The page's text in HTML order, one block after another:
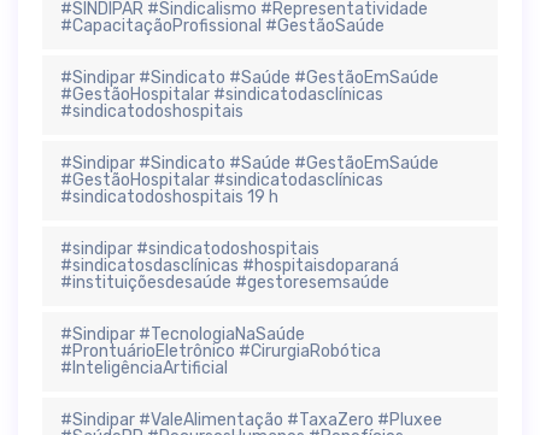
#SINDIPAR #Sindicalismo #Representatividade
#CapacitaçãoProfissional #GestãoSaúde
#Sindipar #Sindicato #Saúde #GestãoEmSaúde
#GestãoHospitalar #sindicatodasclínicas
#sindicatodoshospitais
#Sindipar #Sindicato #Saúde #GestãoEmSaúde
#GestãoHospitalar #sindicatodasclínicas
#sindicatodoshospitais 19 h
#sindipar #sindicatodoshospitais
#sindicatosdasclínicas #hospitaisdoparaná
#instituiçõesdesaúde #gestoresemsaúde
#Sindipar #TecnologiaNaSaúde
#ProntuárioEletrônico #CirurgiaRobótica
#InteligênciaArtificial
#Sindipar #ValeAlimentação #TaxaZero #Pluxee